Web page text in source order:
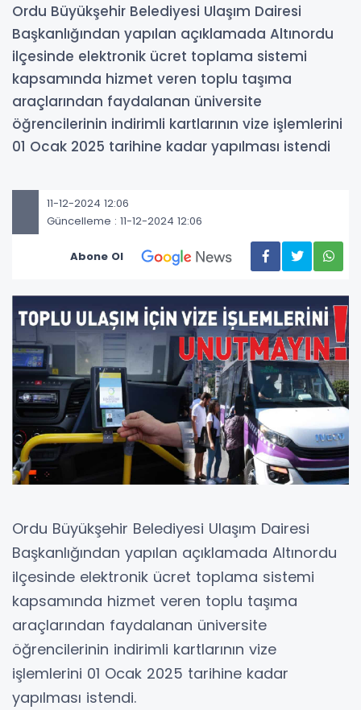
Ordu Büyükşehir Belediyesi Ulaşım Dairesi
Başkanlığından yapılan açıklamada Altınordu
ilçesinde elektronik ücret toplama sistemi
kapsamında hizmet veren toplu taşıma
araçlarından faydalanan üniversite
öğrencilerinin indirimli kartlarının vize işlemlerini
01 Ocak 2025 tarihine kadar yapılması istendi
11-12-2024 12:06
Güncelleme : 11-12-2024 12:06
Abone Ol
Ordu Büyükşehir Belediyesi Ulaşım Dairesi
Başkanlığından yapılan açıklamada Altınordu
ilçesinde elektronik ücret toplama sistemi
kapsamında hizmet veren toplu taşıma
araçlarından faydalanan üniversite
öğrencilerinin indirimli kartlarının vize
işlemlerini 01 Ocak 2025 tarihine kadar
yapılması istendi.